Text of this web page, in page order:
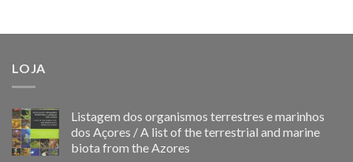
LOJA
Listagem dos organismos terrestres e marinhos
dos Açores / A list of the terrestrial and marine
biota from the Azores